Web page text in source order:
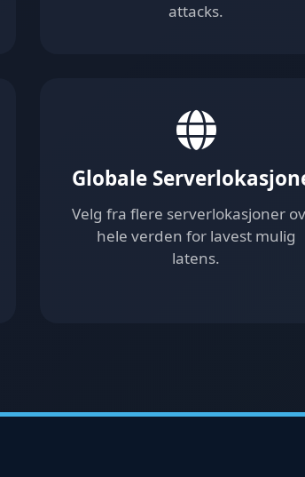
attacks.
Globale
Velg fra flere serverlokasjoner
hele verden for lavest mulig
latens.